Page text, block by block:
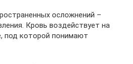
осложнений –
Кровь воздействует на
под которой понимают